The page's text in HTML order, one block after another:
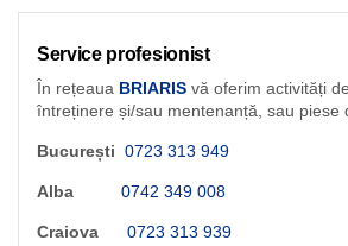
Service profesionist
În rețeaua BRIARIS vă oferim activități
întreținere și/sau mentenanță, sau piese
București 0723 313 949
Alba 0742 349 008
Craiova 0723 313 939